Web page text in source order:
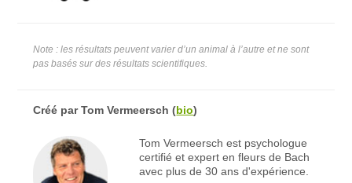
Note : les résultats peuvent varier d’un animal à l’autre et ne sont
pas basés sur des résultats scientifiques.
Créé parTom Vermeersch (bio)
Tom Vermeersch est psychologue
certifié et expert en fleurs de Bach
avec plus de 30 ans d'expérience.